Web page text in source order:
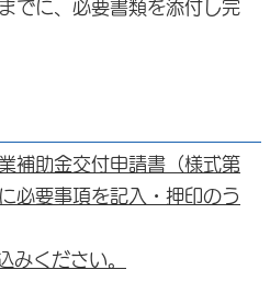
までに、必要書類を添付し完
補助金交付申請書（様式第
必要事項を記入・押印のう
みください。